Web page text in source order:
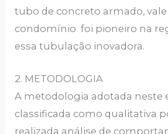
tubo de concreto armado,
condomínio foi pioneiro na
essa tubulação inovadora.
2. METODOLOGIA
A metodologia adotada neste
classificada como qualitativa
realizada análise de